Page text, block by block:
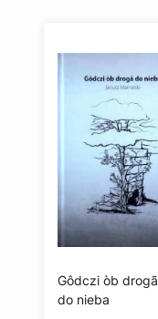
Gôdczi òb drogã
do nieba